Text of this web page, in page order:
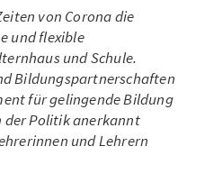
von Corona die
und flexible
und Schule.
Bildungspartnerschaften
für gelingende Bildung
der Politik anerkannt
und Lehrern